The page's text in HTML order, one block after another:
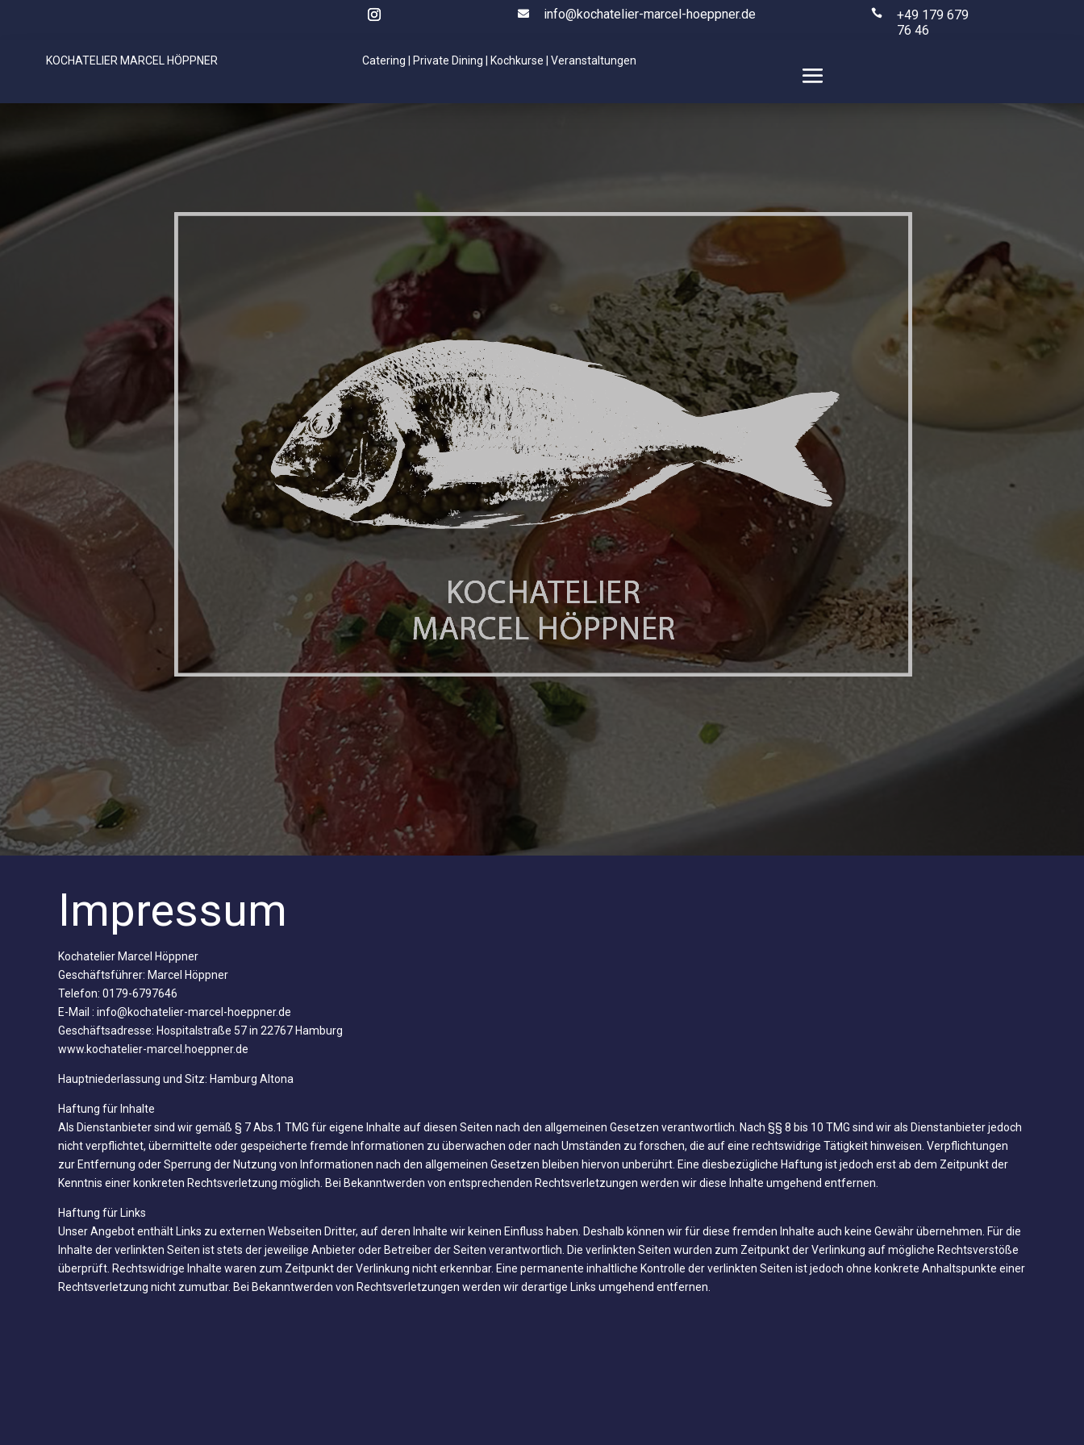
 info@kochatelier-marcel-hoeppner.de 
+49 179 679
76 46
KOCHATELIER MARCEL HÖPPNER Catering | Private Dining | Kochkurse | Veranstaltungen
Impressum
Kochatelier Marcel Höppner
Geschäftsführer: Marcel Höppner
Telefon: 0179-6797646
E-Mail : info@kochatelier-marcel-hoeppner.de
Geschäftsadresse: Hospitalstraße 57 in 22767 Hamburg
www.kochatelier-marcel.hoeppner.de
Hauptniederlassung und Sitz: Hamburg Altona
Haftung für Inhalte
Als Dienstanbieter sind wir gemäß § 7 Abs.1 TMG für eigene Inhalte auf diesen Seiten nach den allgemeinen Gesetzen verantwortlich. Nach §§ 8 bis 10 TMG sind wir als Dienstanbieter jedoch
nicht verpflichtet, übermittelte oder gespeicherte fremde Informationen zu überwachen oder nach Umständen zu forschen, die auf eine rechtswidrige Tätigkeit hinweisen. Verpflichtungen
zur Entfernung oder Sperrung der Nutzung von Informationen nach den allgemeinen Gesetzen bleiben hiervon unberührt. Eine diesbezügliche Haftung ist jedoch erst ab dem Zeitpunkt der
Kenntnis einer konkreten Rechtsverletzung möglich. Bei Bekanntwerden von entsprechenden Rechtsverletzungen werden wir diese Inhalte umgehend entfernen.
Haftung für Links
Unser Angebot enthält Links zu externen Webseiten Dritter, auf deren Inhalte wir keinen Einfluss haben. Deshalb können wir für diese fremden Inhalte auch keine Gewähr übernehmen. Für die
Inhalte der verlinkten Seiten ist stets der jeweilige Anbieter oder Betreiber der Seiten verantwortlich. Die verlinkten Seiten wurden zum Zeitpunkt der Verlinkung auf mögliche Rechtsverstöße
überprüft. Rechtswidrige Inhalte waren zum Zeitpunkt der Verlinkung nicht erkennbar. Eine permanente inhaltliche Kontrolle der verlinkten Seiten ist jedoch ohne konkrete Anhaltspunkte einer
Rechtsverletzung nicht zumutbar. Bei Bekanntwerden von Rechtsverletzungen werden wir derartige Links umgehend entfernen.